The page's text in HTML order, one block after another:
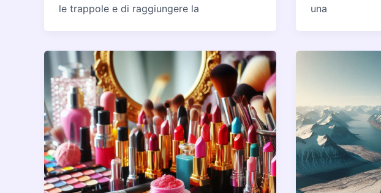
le trappole e di raggiungere la
una